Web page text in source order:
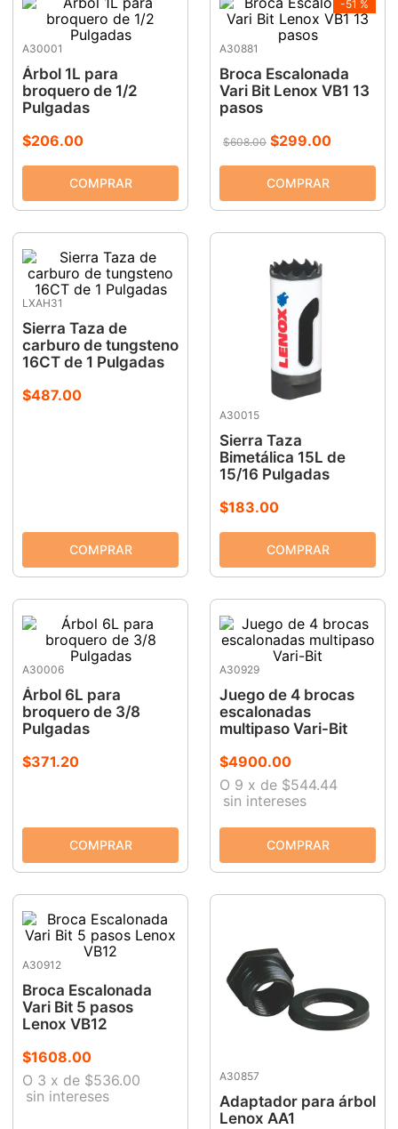
A30001
Árbol 1L para
broquero de 1/2
Pulgadas
$206.00
-51 %
A30881
Broca Escalonada
Vari Bit Lenox VB1 13
pasos
$608.00 $299.00
LXAH31
Sierra Taza de
carburo de tungsteno
16CT de 1 Pulgadas
$487.00
A30015
Sierra Taza
Bimetálica 15L de
15/16 Pulgadas
$183.00
A30006
Árbol 6L para
broquero de 3/8
Pulgadas
$371.20
A30929
Juego de 4 brocas
escalonadas
multipaso Vari-Bit
$4900.00
O 9 x de $544.44
sin intereses
A30912
Broca Escalonada
Vari Bit 5 pasos
Lenox VB12
$1608.00
O 3 x de $536.00
sin intereses
A30857
Adaptador para árbol
Lenox AA1